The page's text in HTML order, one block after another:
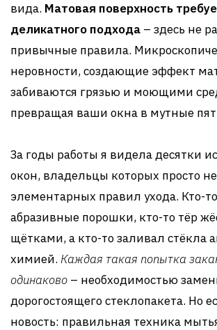
вида. Матовая поверхность
деликатного подхода – здесь не
привычные правила.
неровности, создающие эффект
забиваются грязью и моющими
превращая ваши окна в мутные
За годы работы я видела десятки
окон, владельцы которых просто
элементарных правил ухода. Кто-
абразивные порошки, кто-то тёр
щётками, а кто-то заливал стёкла
химией. Каждая такая попытка
одинаково – необходимостью
дорогостоящего стеклопакета. Но
новость: правильная техника